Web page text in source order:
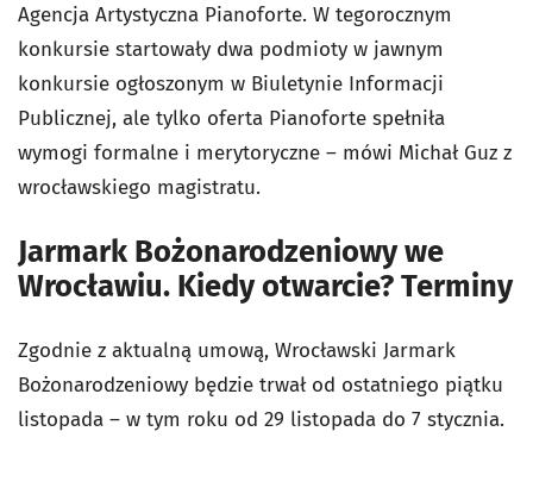
Agencja Artystyczna Pianoforte. W tegorocznym
konkursie startowały dwa podmioty w jawnym
konkursie ogłoszonym w Biuletynie Informacji
Publicznej, ale tylko oferta Pianoforte spełniła
wymogi formalne i merytoryczne – mówi Michał Guz z
wrocławskiego magistratu.
Jarmark Bożonarodzeniowy we
Wrocławiu. Kiedy otwarcie? Terminy
Zgodnie z aktualną umową, Wrocławski Jarmark
Bożonarodzeniowy będzie trwał od ostatniego piątku
listopada – w tym roku od 29 listopada do 7 stycznia.